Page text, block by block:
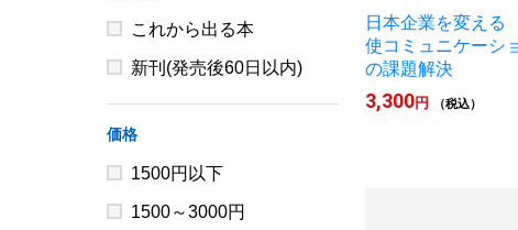
日本企業を変え
使コミュニケーシ
の課題解決
3,300円 （税込）
これから出る本
新刊(発売後60日以内)
価格
1500円以下
1500～3000円